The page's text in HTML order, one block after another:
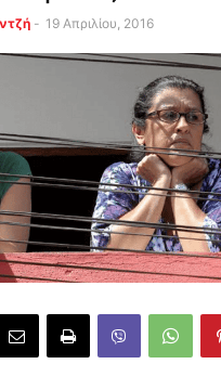
- 19 Απριλίου, 2016